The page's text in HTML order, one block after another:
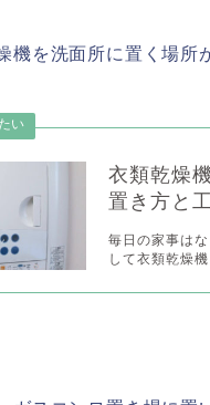
機を洗面所に置く場
衣類乾燥
置き方と
毎日の家事は
して衣類乾燥